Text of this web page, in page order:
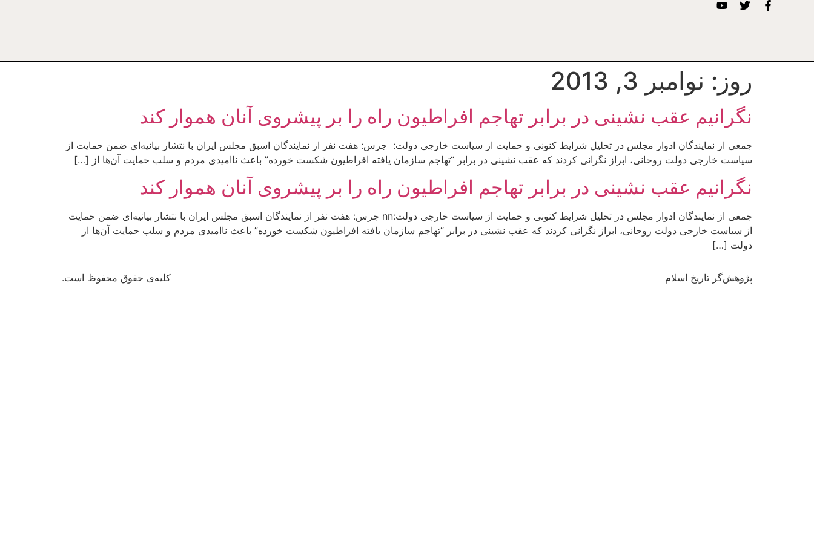
روز: نوامبر 3, 2013
نگرانیم عقب نشینی در برابر تهاجم افراطیون راه را بر پیشروی آنان هموار کند
جمعی از نمایندگان ادوار مجلس در تحلیل شرایط کنونی و حمایت از سیاست خارجی دولت: جرس: هفت نفر از نمایندگان اسبق مجلس ایران با نتشار بیانیه‌ای ضمن حمایت از
سیاست خارجی دولت روحانی، ابراز نگرانی کردند که عقب نشینی در برابر “تهاجم سازمان یافته افراطیون شکست خورده” باعث ناامیدی مردم و سلب حمایت آن‌ها از […]
نگرانیم عقب نشینی در برابر تهاجم افراطیون راه را بر پیشروی آنان هموار کند
جمعی از نمایندگان ادوار مجلس در تحلیل شرایط کنونی و حمایت از سیاست خارجی دولت:nn جرس: هفت نفر از نمایندگان اسبق مجلس ایران با نتشار بیانیه‌ای ضمن حمایت
از سیاست خارجی دولت روحانی، ابراز نگرانی کردند که عقب نشینی در برابر “تهاجم سازمان یافته افراطیون شکست خورده” باعث ناامیدی مردم و سلب حمایت آن‌ها از
دولت […]
پژوهش‌گر تاریخ اسلام کلیه‌ی حقوق محفوظ است.